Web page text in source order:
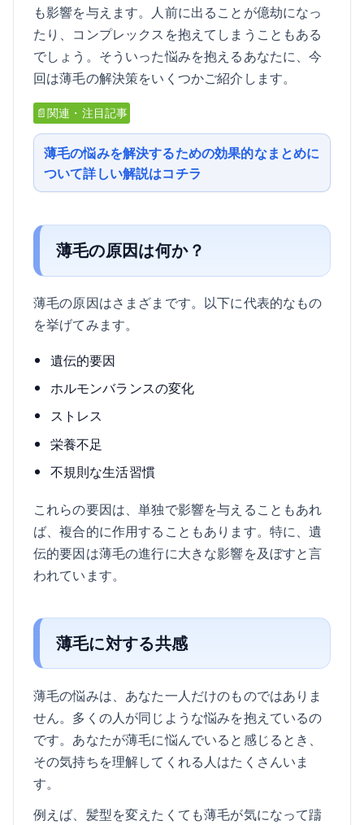
も影響を与えます。人前に出ることが億劫になっ
たり、コンプレックスを抱えてしまうこともある
でしょう。そういった悩みを抱えるあなたに、今
回は薄毛の解決策をいくつかご紹介します。
📄関連・注目記事
薄毛の悩みを解決するための効果的なまとめに
ついて詳しい解説はコチラ
薄毛の原因は何か？
薄毛の原因はさまざまです。以下に代表的なもの
を挙げてみます。
遺伝的要因
ホルモンバランスの変化
ストレス
栄養不足
不規則な生活習慣
これらの要因は、単独で影響を与えることもあれ
ば、複合的に作用することもあります。特に、遺
伝的要因は薄毛の進行に大きな影響を及ぼすと言
われています。
薄毛に対する共感
薄毛の悩みは、あなた一人だけのものではありま
せん。多くの人が同じような悩みを抱えているの
です。あなたが薄毛に悩んでいると感じるとき、
その気持ちを理解してくれる人はたくさんいま
す。
例えば、髪型を変えたくても薄毛が気になって躊